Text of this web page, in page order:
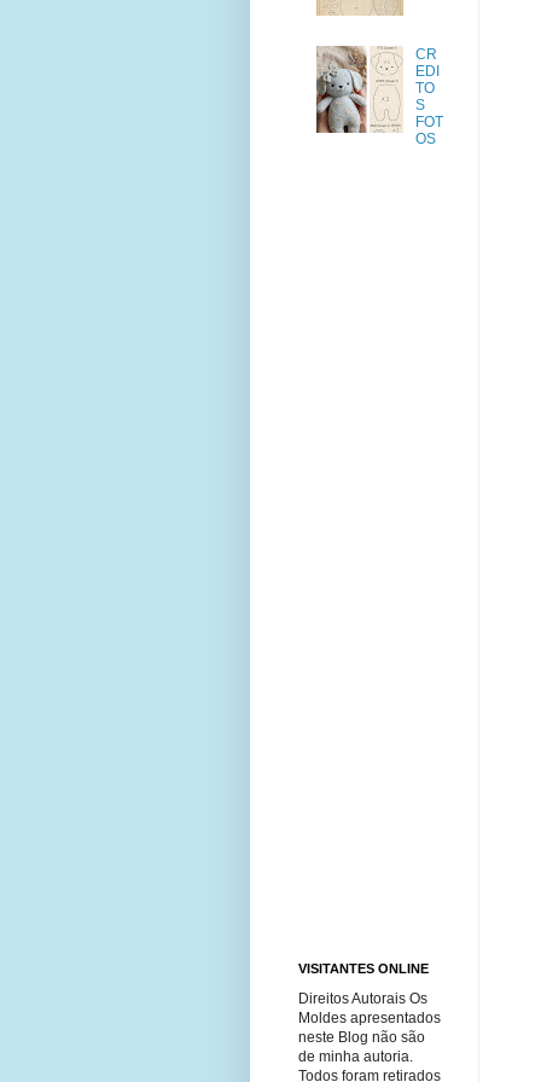
CR
EDI
TO
S
FOT
OS
VISITANTES ONLINE
Direitos Autorais Os
Moldes apresentados
neste Blog não são
de minha autoria.
Todos foram retirados